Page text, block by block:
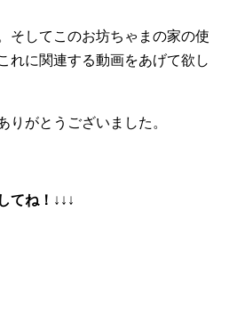
そしてこのお坊ちゃまの家の使
れに関連する動画をあげて欲し
りがとうございました。
てね！ ↓↓↓